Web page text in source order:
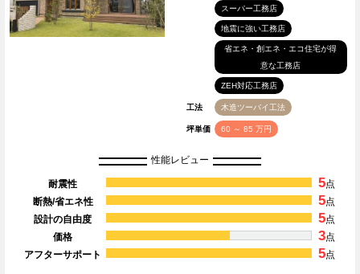
スーパー工務店
地震に強い工務店
省エネ・創エネ・エコ住宅が得
意な工務店
ZEH対応工務店
工法 木造ツーバイ工法
坪単価 60 ～ 85 万円
性能レビュー
耐震性 5点
断熱/省エネ性
5点
設計の自由度
5点
価格
3点
アフターサポート
5点